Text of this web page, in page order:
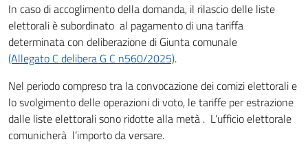
In caso di accoglimento della domanda, il rilascio delle liste
elettorali è subordinato al pagamento di una tariffa
determinata con deliberazione di Giunta comunale
(Allegato C delibera G C n560/2025).
Nel periodo compreso tra la convocazione dei comizi elettorali e
lo svolgimento delle operazioni di voto, le tariffe per estrazione
dalle liste elettorali sono ridotte alla metà . L’ufficio elettorale
comunicherà l’importo da versare.